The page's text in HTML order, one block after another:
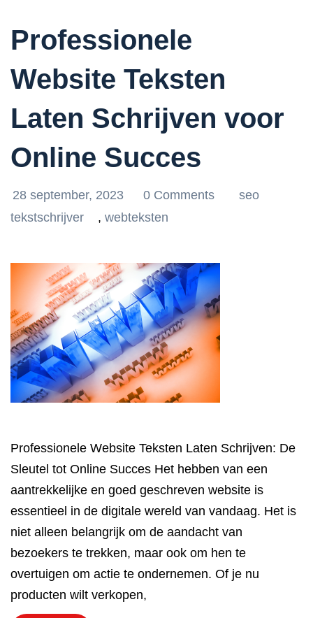
Professionele
Website Teksten
Laten Schrijven voor
Online Succes
28 september, 2023 0 Comments
seo
tekstschrijver
, webteksten
Professionele Website Teksten Laten Schrijven: De
Sleutel tot Online Succes Het hebben van een
aantrekkelijke en goed geschreven website is
essentieel in de digitale wereld van vandaag. Het is
niet alleen belangrijk om de aandacht van
bezoekers te trekken, maar ook om hen te
overtuigen om actie te ondernemen. Of je nu
producten wilt verkopen,